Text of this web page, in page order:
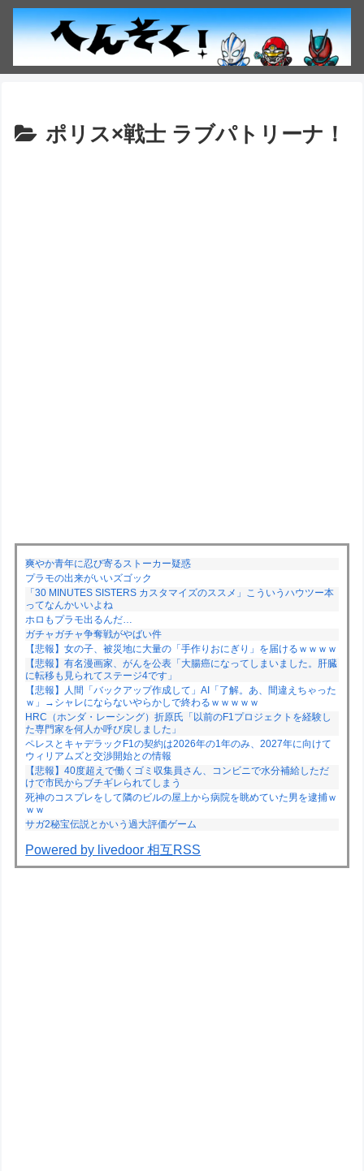
ポリス×戦士 ラブパトリーナ！
爽やか青年に忍び寄るストーカー疑惑
プラモの出来がいいズゴック
「30 MINUTES SISTERS カスタマイズのススメ」こういうハウツー本
ってなんかいいよね
ホロもプラモ出るんだ…
ガチャガチャ争奪戦がやばい件
【悲報】女の子、被災地に大量の「手作りおにぎり」を届けるｗｗｗｗ
【悲報】有名漫画家、がんを公表「大腸癌になってしまいました。肝臓
に転移も見られてステージ4です」
【悲報】人間「バックアップ作成して」AI「了解。あ、間違えちゃった
ｗ」→シャレにならないやらかしで終わるｗｗｗｗｗ
HRC（ホンダ・レーシング）折原氏「以前のF1プロジェクトを経験し
た専門家を何人か呼び戻しました」
ペレスとキャデラックF1の契約は2026年の1年のみ、2027年に向けて
ウィリアムズと交渉開始との情報
【悲報】40度超えで働くゴミ収集員さん、コンビニで水分補給しただ
けで市民からブチギレられてしまう
死神のコスプレをして隣のビルの屋上から病院を眺めていた男を逮捕ｗ
ｗｗ
サガ2秘宝伝説とかいう過大評価ゲーム
Powered by livedoor 相互RSS